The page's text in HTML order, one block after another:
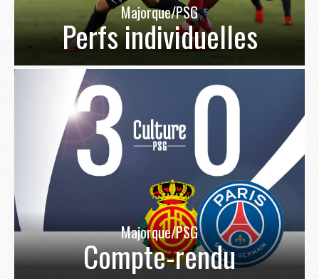
Majorque/PSG
Perfs individuelles
Majorque/PSG
Compte-rendu